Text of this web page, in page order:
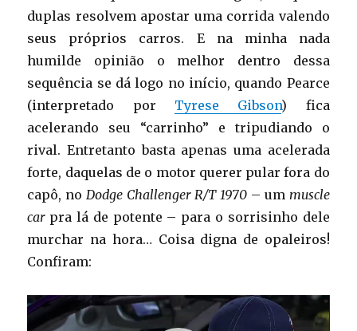
duplas resolvem apostar uma corrida valendo
seus próprios carros. E na minha nada
humilde opinião o melhor dentro dessa
sequência se dá logo no início, quando Pearce
(interpretado por Tyrese Gibson) fica
acelerando seu “carrinho” e tripudiando o
rival. Entretanto basta apenas uma acelerada
forte, daquelas de o motor querer pular fora do
capô, noDodge Challenger R/T 1970– um muscle
carpra lá de potente – para o sorrisinho dele
murchar na hora… Coisa digna de opaleiros!
Confiram:
Tocador